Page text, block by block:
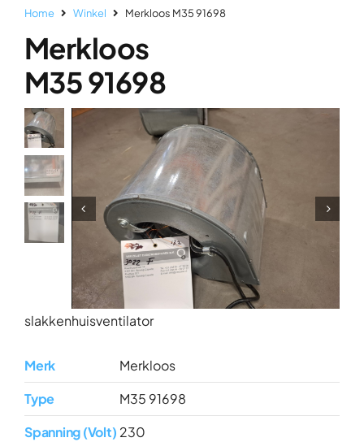
Over ons
Home Winkel Merkloos M35 91698
Merkloos
M35 91698
slakkenhuisventilator
Merk
Merkloos
Type
M35 91698
Spanning (Volt) 230